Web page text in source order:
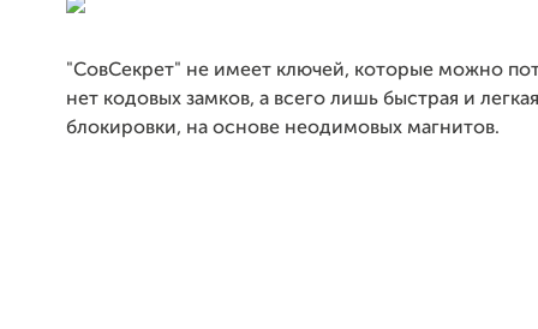
"СовСекрет" не имеет ключей, которые можно
нет кодовых замков, а всего лишь быстрая и
блокировки, на основе неодимовых магнитов.